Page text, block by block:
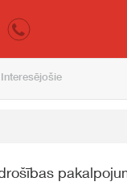
Interesējošie